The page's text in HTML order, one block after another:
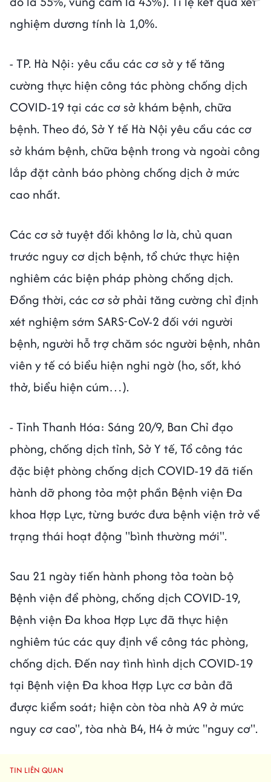
nghiệm dương tính là 1,0%.
- TP. Hà Nội: yêu cầu các cơ sở y tế tăng
cường thực hiện công tác phòng chống dịch
COVID-19 tại các cơ sở khám bệnh, chữa
bệnh. Theo đó, Sở Y tế Hà Nội yêu cầu các cơ
sở khám bệnh, chữa bệnh trong và ngoài công
lắp đặt cảnh báo phòng chống dịch ở mức
cao nhất.
Các cơ sở tuyệt đối không lơ là, chủ quan
trước nguy cơ dịch bệnh, tổ chức thực hiện
nghiêm các biện pháp phòng chống dịch.
Đồng thời, các cơ sở phải tăng cường chỉ định
xét nghiệm sớm SARS-CoV-2 đối với người
bệnh, người hỗ trợ chăm sóc người bệnh, nhân
viên y tế có biểu hiện nghi ngờ (ho, sốt, khó
thở, biểu hiện cúm…).
- Tỉnh Thanh Hóa: Sáng 20/9, Ban Chỉ đạo
phòng, chống dịch tỉnh, Sở Y tế, Tổ công tác
đặc biệt phòng chống dịch COVID-19 đã tiến
hành dỡ phong tỏa một phần Bệnh viện Đa
khoa Hợp Lực, từng bước đưa bệnh viện trở về
trạng thái hoạt động "bình thường mới".
Sau 21 ngày tiến hành phong tỏa toàn bộ
Bệnh viện để phòng, chống dịch COVID-19,
Bệnh viện Đa khoa Hợp Lực đã thực hiện
nghiêm túc các quy định về công tác phòng,
chống dịch. Đến nay tình hình dịch COVID-19
tại Bệnh viện Đa khoa Hợp Lực cơ bản đã
được kiểm soát; hiện còn tòa nhà A9 ở mức
nguy cơ cao", tòa nhà B4, H4 ở mức "nguy cơ".
TIN LIÊN QUAN